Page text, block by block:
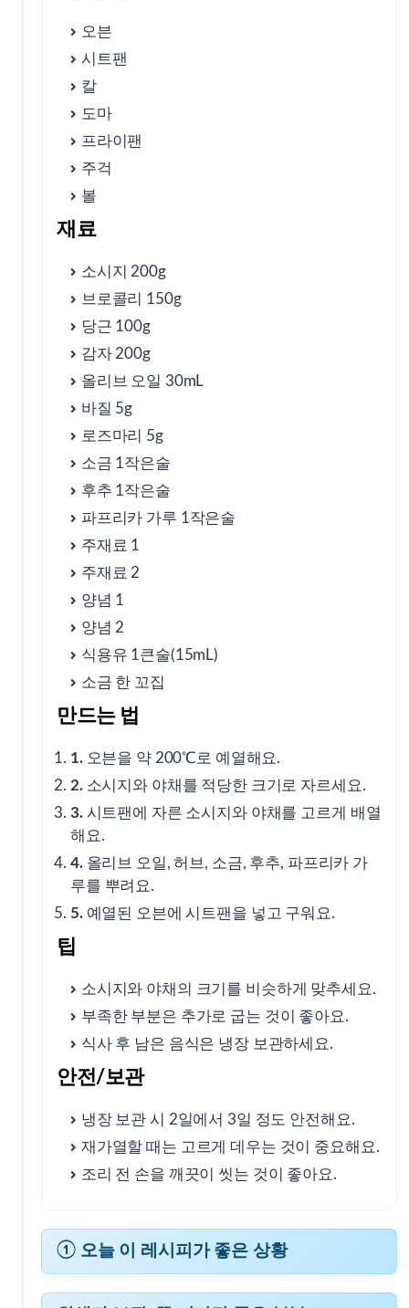
⑤ 응용/대체재
⑦ 소시지 야채 구이의 변형 레시피
⑧ 영양 정보 및 건강 팁
⑨ 시트팬 소시지 야채 구이 완벽 가이드
⑩ 다양한 소스와 함께 즐기기
⑫ 시트팬 소시지 야채 구이의 영양학적 장점
출처
오븐
시트팬
칼
도마
프라이팬
주걱
볼
재료
소시지 200g
브로콜리 150g
당근 100g
감자 200g
올리브 오일 30mL
바질 5g
로즈마리 5g
소금 1작은술
후추 1작은술
파프리카 가루 1작은술
주재료 1
주재료 2
양념 1
양념 2
식용유 1큰술(15mL)
소금 한 꼬집
만드는 법
1.오븐을 약 200℃로 예열해요.
2.소시지와 야채를 적당한 크기로 자르세요.
3.시트팬에 자른 소시지와 야채를 고르게 배열
해요.
4.올리브 오일, 허브, 소금, 후추, 파프리카 가
루를 뿌려요.
5.예열된 오븐에 시트팬을 넣고 구워요.
팁
소시지와 야채의 크기를 비슷하게 맞추세요.
부족한 부분은 추가로 굽는 것이 좋아요.
식사 후 남은 음식은 냉장 보관하세요.
안전/보관
냉장 보관 시 2일에서 3일 정도 안전해요.
재가열할 때는 고르게 데우는 것이 중요해요.
조리 전 손을 깨끗이 씻는 것이 좋아요.
① 오늘 이 레시피가 좋은 상황